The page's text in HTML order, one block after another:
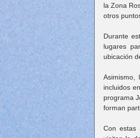
la Zona
otros
Durante
lugares
ubicación
Asimismo,
incluidos
programa
forman
Con estas